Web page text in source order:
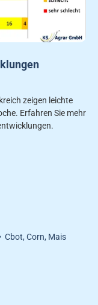
zeigen leichte
Erfahren Sie mehr
Cbot, Corn, Mais